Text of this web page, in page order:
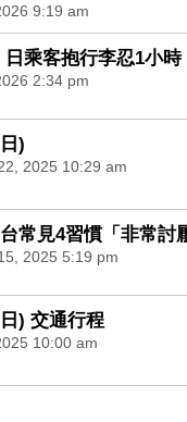
9:19 am
乘客抱行李忍1小
2:34 pm
)
2025 10:29 am
常見4習慣「非常討
2025 5:19 pm
) 交通行程
10:00 am